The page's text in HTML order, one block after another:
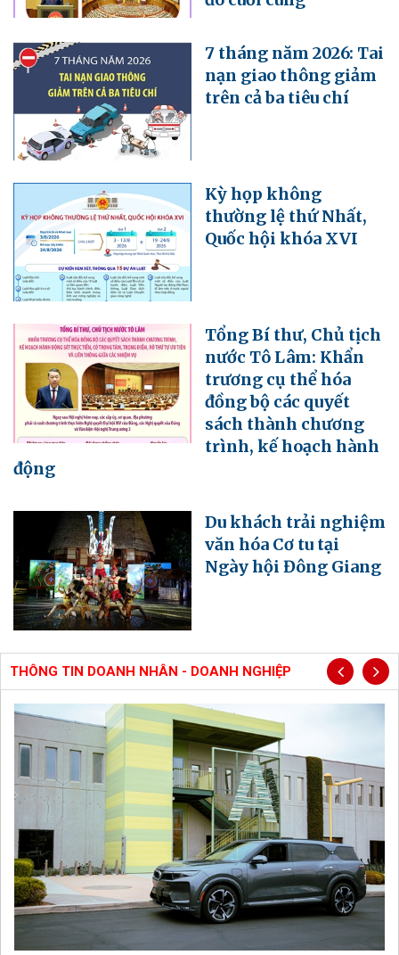
7 tháng năm 2026: Tai
nạn giao thông giảm
trên cả ba tiêu chí
Kỳ họp không
thường lệ thứ Nhất,
Quốc hội khóa XVI
Tổng Bí thư, Chủ tịch
nước Tô Lâm: Khẩn
trương cụ thể hóa
đồng bộ các quyết
sách thành chương
trình, kế hoạch hành
động
Du khách trải nghiệm
văn hóa Cơ tu tại
Ngày hội Đông Giang
THÔNG TIN DOANH NHÂN - DOANH NGHIỆP